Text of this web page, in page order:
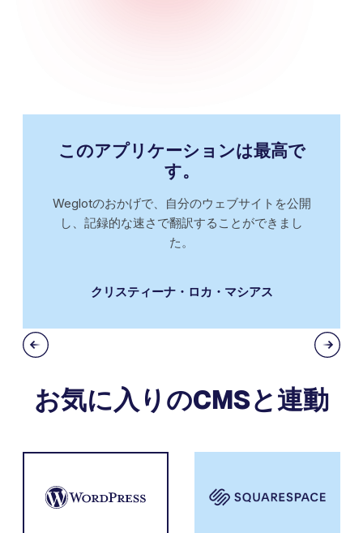
このアプリケーションは最高で
す。
Weglotのおかげで、自分のウェブサイトを公開
し、記録的な速さで翻訳することができまし
た。
クリスティーナ・ロカ・マシアス
お気に入りのCMSと連動